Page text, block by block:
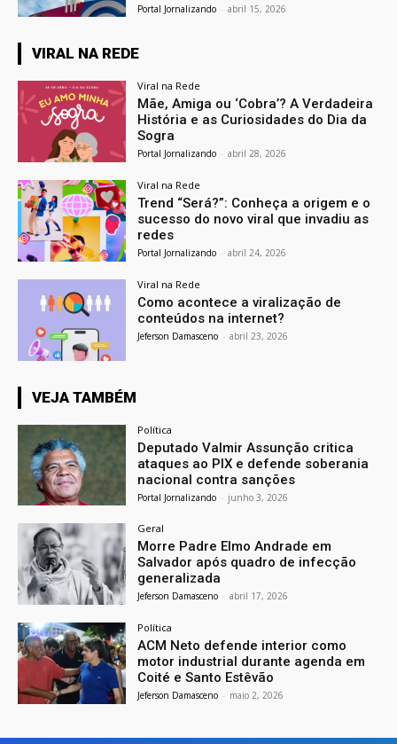
Portal Jornalizando - abril 15, 2026
VIRAL NA REDE
Viral na Rede
Mãe, Amiga ou ‘Cobra’? A Verdadeira
História e as Curiosidades do Dia da
Sogra
Portal Jornalizando - abril 28, 2026
Viral na Rede
Trend “Será?”: Conheça a origem e o
sucesso do novo viral que invadiu as
redes
Portal Jornalizando - abril 24, 2026
Viral na Rede
Como acontece a viralização de
conteúdos na internet?
Jeferson Damasceno - abril 23, 2026
VEJA TAMBÉM
Política
Deputado Valmir Assunção critica
ataques ao PIX e defende soberania
nacional contra sanções
Portal Jornalizando - junho 3, 2026
Geral
Morre Padre Elmo Andrade em
Salvador após quadro de infecção
generalizada
Jeferson Damasceno - abril 17, 2026
Política
ACM Neto defende interior como
motor industrial durante agenda em
Coité e Santo Estêvão
Jeferson Damasceno - maio 2, 2026